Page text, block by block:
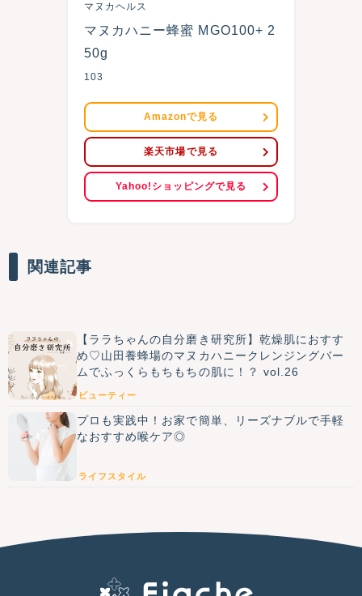
マヌカヘルス
マヌカハニー蜂蜜 MGO100+ 2
50g
103
Amazonで見る
楽天市場で見る
Yahoo!ショッピングで見る
関連記事
【ララちゃんの自分磨き研究所】乾燥肌におすす
め♡山田養蜂場のマヌカハニークレンジングバー
ムでふっくらもちもちの肌に！？ vol.26
ビューティー
プロも実践中！お家で簡単、リーズナブルで手軽
なおすすめ喉ケア◎
ライフスタイル